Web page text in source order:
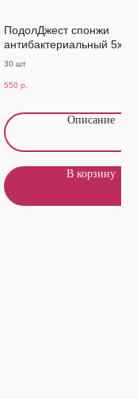
ПодолДжест спонжи
антибактериальный 5х5
30 шт
550 р.
Описание
В корзину